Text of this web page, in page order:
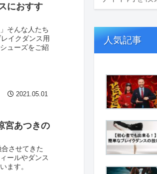
におすす
そんな人たち
イクダンス用
ューズをご紹
2021.05.01
宮あつきの
させてきた
ールやダンス
ます。
人気記事